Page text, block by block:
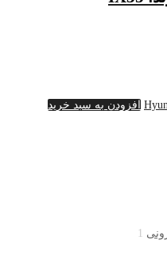
افزودن به سبد خرید
1